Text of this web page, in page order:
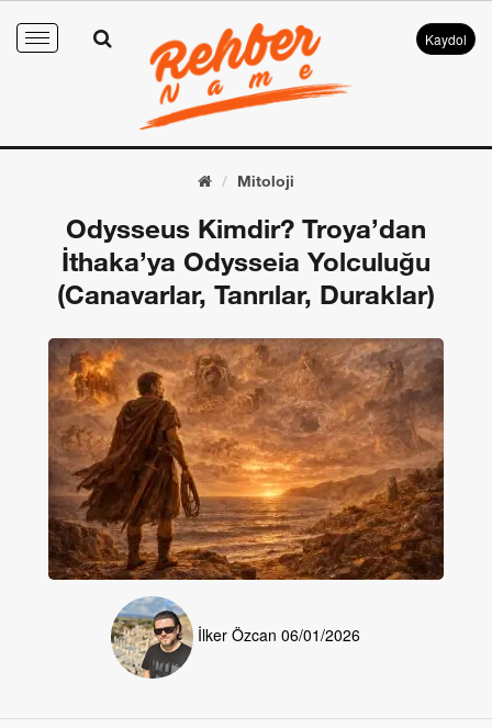
Toggle
Kaydol
Mitoloji
Odysseus Kimdir? Troya’dan
İthaka’ya Odysseia Yolculuğu
(Canavarlar, Tanrılar, Duraklar)
İlker Özcan 06/01/2026